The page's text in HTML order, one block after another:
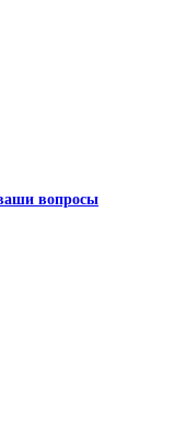
вопросы